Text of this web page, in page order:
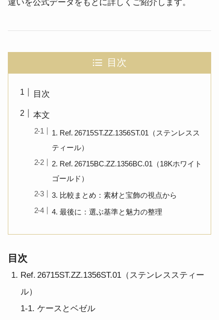
違いを公式データをもとに詳しくご紹介します。
目次
目次
本文
1. Ref. 26715ST.ZZ.1356ST.01（ステンレスス
ティール）
2. Ref. 26715BC.ZZ.1356BC.01（18Kホワイト
ゴールド）
3. 比較まとめ：素材と宝飾の視点から
4. 最後に：選ぶ基準と魅力の整理
目次
Ref. 26715ST.ZZ.1356ST.01（ステンレススティー
ル）
1‑1. ケースとベゼル